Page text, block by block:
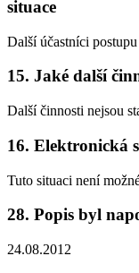
situace
Další účastníci
15. Jaké další
Další činnosti nejsou
16. Elektronická
Tuto situaci není
28. Popis byl
24.08.2012